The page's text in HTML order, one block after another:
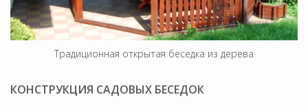
Традиционная открытая беседка из дерева
КОНСТРУКЦИЯ САДОВЫХ БЕСЕДОК